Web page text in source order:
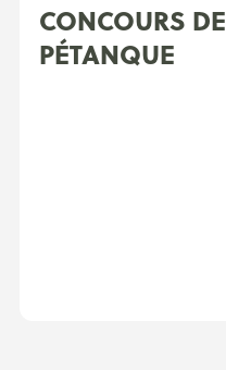
CONCOURS DE
PÉTANQUE